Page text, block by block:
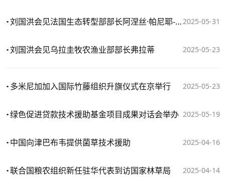
2025-05-31
刘国洪会见法国生态转型部部长阿涅丝·帕尼耶-吕纳谢
2025-05-23
刘国洪会见乌拉圭牧农渔业部部长弗拉蒂
2025-05-23
多米尼加加入国际竹藤组织升旗仪式在京举行
2025-05-19
绿色促进贷款技术援助基金项目成果对话会举办
2025-04-16
中国向津巴布韦提供菌草技术援助
2025-04-14
联合国粮农组织新任驻华代表到访国家林草局